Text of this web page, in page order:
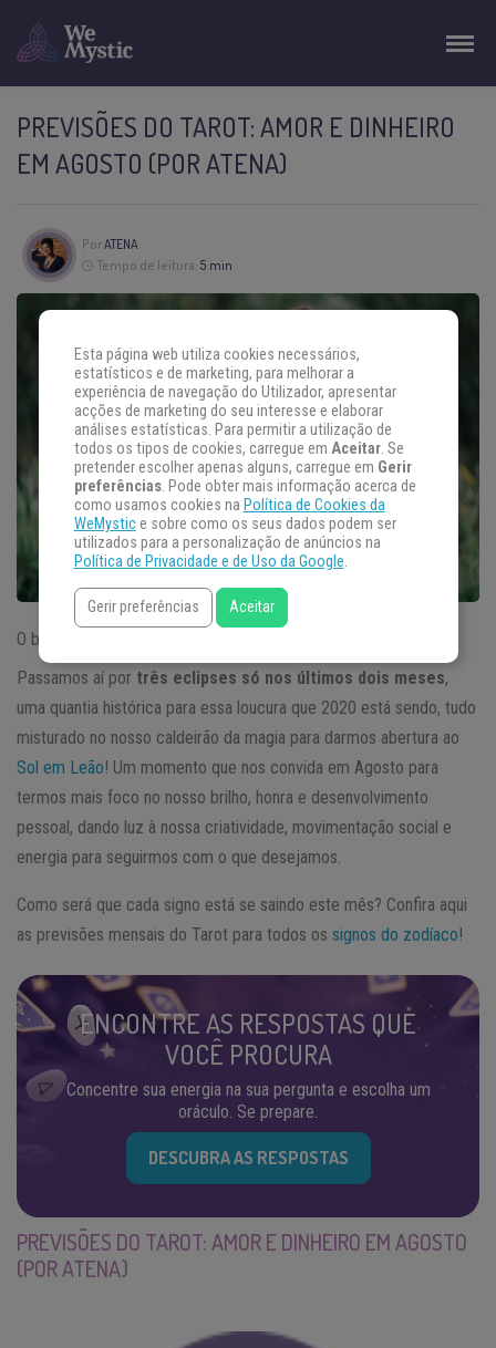
PREVISÕES DO TAROT: AMOR E DINHEIRO
EM AGOSTO (POR ATENA)
PorATENA
Tempo de leitura: 5 min
O bicho está pegando nesse mês de agosto!
Passamos aí por três eclipses só nos últimos dois meses,
uma quantia histórica para essa loucura que 2020 está sendo, tudo
misturado no nosso caldeirão da magia para darmos abertura ao
Sol em Leão! Um momento que nos convida em Agosto para
termos mais foco no nosso brilho, honra e desenvolvimento
pessoal, dando luz à nossa criatividade, movimentação social e
energia para seguirmos com o que desejamos.
Como será que cada signo está se saindo este mês? Confira aqui
as previsões mensais do Tarot para todos os signos do zodíaco!
ENCONTRE AS RESPOSTAS QUE
VOCÊ PROCURA
Concentre sua energia na sua pergunta e escolha um
oráculo. Se prepare.
DESCUBRA AS RESPOSTAS
PREVISÕES DO TAROT: AMOR E DINHEIRO EM AGOSTO
(POR ATENA)
Esta página web utiliza cookies necessários,
estatísticos e de marketing, para melhorar a
experiência de navegação do Utilizador, apresentar
acções de marketing do seu interesse e elaborar
análises estatísticas. Para permitir a utilização de
todos os tipos de cookies, carregue em Aceitar. Se
pretender escolher apenas alguns, carregue em Gerir
preferências. Pode obter mais informação acerca de
como usamos cookies na Política de Cookies da
WeMystice sobre como os seus dados podem ser
utilizados para a personalização de anúncios na
Política de Privacidade e de Uso da Google.
Gerir preferências Aceitar